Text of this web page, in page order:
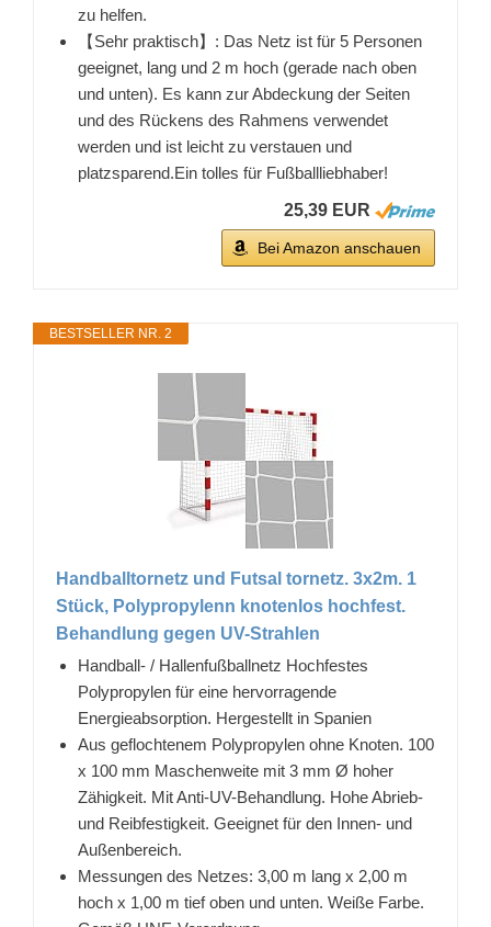
zu helfen.
【Sehr praktisch】: Das Netz ist für 5 Personen
geeignet, lang und 2 m hoch (gerade nach oben
und unten). Es kann zur Abdeckung der Seiten
und des Rückens des Rahmens verwendet
werden und ist leicht zu verstauen und
platzsparend.Ein tolles für Fußballliebhaber!
25,39 EUR
Bei Amazon anschauen
BESTSELLER NR. 2
Handballtornetz und Futsal tornetz. 3x2m. 1
Stück, Polypropylenn knotenlos hochfest.
Behandlung gegen UV-Strahlen
Handball- / Hallenfußballnetz Hochfestes
Polypropylen für eine hervorragende
Energieabsorption. Hergestellt in Spanien
Aus geflochtenem Polypropylen ohne Knoten. 100
x 100 mm Maschenweite mit 3 mm Ø hoher
Zähigkeit. Mit Anti-UV-Behandlung. Hohe Abrieb-
und Reibfestigkeit. Geeignet für den Innen- und
Außenbereich.
Messungen des Netzes: 3,00 m lang x 2,00 m
hoch x 1,00 m tief oben und unten. Weiße Farbe.